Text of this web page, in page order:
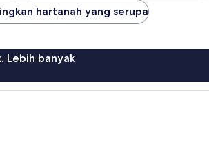
hartanah yang serupa
Lebih banyak